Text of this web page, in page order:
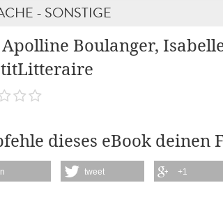
- SONSTIGE
Boulanger,
dieses eBook deinen
tweet +1